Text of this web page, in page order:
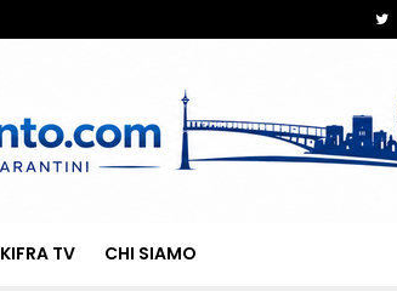
KIFRA TV CHI SIAMO